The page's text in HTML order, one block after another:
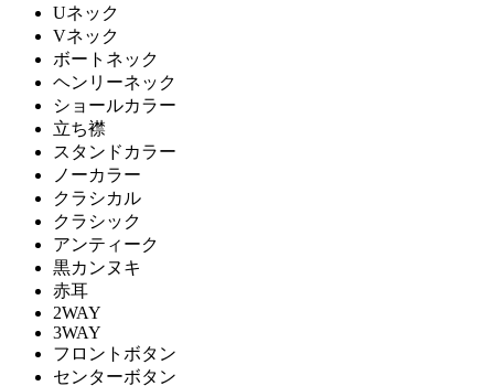
Uネック
Vネック
ボートネック
ヘンリーネック
ショールカラー
立ち襟
スタンドカラー
ノーカラー
クラシカル
クラシック
アンティーク
黒カンヌキ
赤耳
2WAY
3WAY
フロントボタン
センターボタン